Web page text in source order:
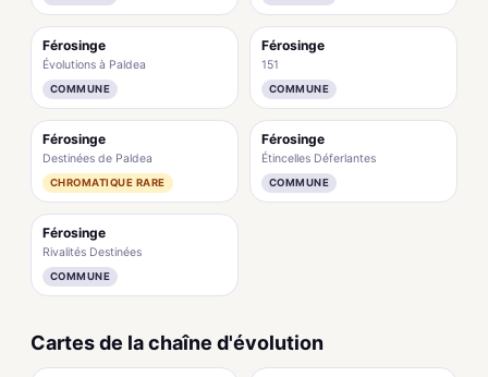
Férosinge
Évolutions à Paldea
COMMUNE
Férosinge
151
COMMUNE
Férosinge
Destinées de Paldea
CHROMATIQUE RARE
Férosinge
Étincelles Déferlantes
COMMUNE
Férosinge
Rivalités Destinées
COMMUNE
Cartes de la chaîne d'évolution